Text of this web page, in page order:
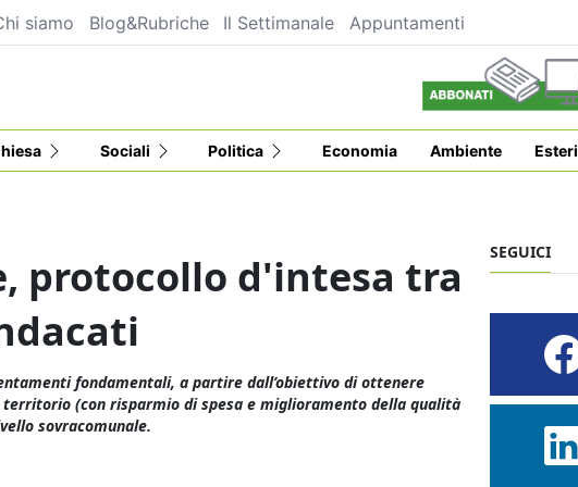
siamo Blog&Rubriche Il Settimanale Appuntamenti
Sociali Politica Economia Ambiente Esteri
protocollo d'intesa tra
fondamentali, a partire dall’obiettivo di ottenere
(con risparmio di spesa e miglioramento della qualità
sovracomunale.
SEGUICI